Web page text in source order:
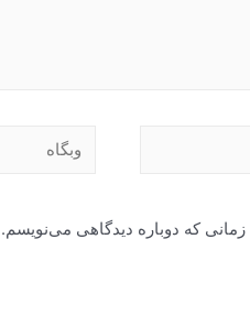
وبگاه
که دوباره دیدگاهی می‌نویسم.